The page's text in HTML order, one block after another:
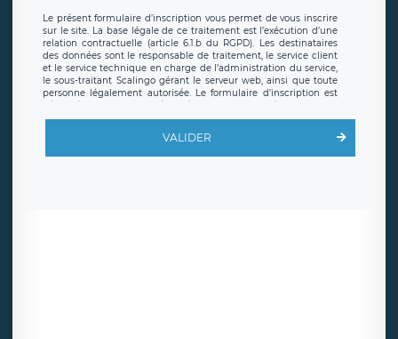
Le présent formulaire d’inscription vous permet de vous inscrire
sur le site. La base légale de ce traitement est l’exécution d’une
relation contractuelle (article 6.1.b du RGPD). Les destinataires
des données sont le responsable de traitement, le service client
et le service technique en charge de l’administration du service,
le sous-traitant Scalingo gérant le serveur web, ainsi que toute
personne légalement autorisée. Le formulaire d’inscription est
offrant desclauses de protection conformes au RGPD. Les
en sollicite la suppression, étant entendu que vous pouvez
demander la suppression de vos données et retirer votre
VALIDER